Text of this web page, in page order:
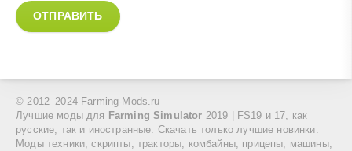
ОТПРАВИТЬ
© 2012–2024 Farming-Mods.ru
Лучшие моды для
Farming Simulator 2019 | FS19 и 17, как
русские, так и иностранные. Скачать только лучшие новинки.
Моды техники, скрипты, тракторы, комбайны, прицепы, машины,